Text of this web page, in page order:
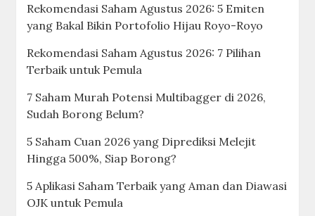
Rekomendasi Saham Agustus 2026: 5 Emiten
yang Bakal Bikin Portofolio Hijau Royo-Royo
Rekomendasi Saham Agustus 2026: 7 Pilihan
Terbaik untuk Pemula
7 Saham Murah Potensi Multibagger di 2026,
Sudah Borong Belum?
5 Saham Cuan 2026 yang Diprediksi Melejit
Hingga 500%, Siap Borong?
5 Aplikasi Saham Terbaik yang Aman dan Diawasi
OJK untuk Pemula